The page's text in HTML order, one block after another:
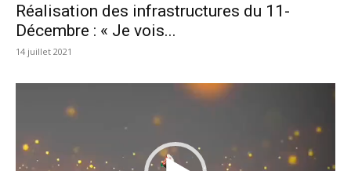
Réalisation des infrastructures du 11-
Décembre : « Je vois...
14 juillet 2021